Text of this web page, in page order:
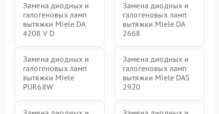
Замена диодных и
галогеновых ламп
вытяжки Miele DA
4208 V D
Замена диодных и
галогеновых ламп
вытяжки Miele DA
2668
Замена диодных и
галогеновых ламп
вытяжки Miele
PUR68W
Замена диодных и
галогеновых ламп
вытяжки Miele DAS
2920